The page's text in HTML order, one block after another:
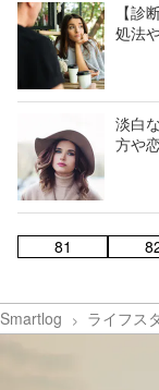
【診
処法
淡白
方や
81
Smartlog ライフス